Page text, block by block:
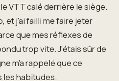
VTT calé derrière le siège.
et j'ai failli me faire jeter
que mes réflexes de
trop vite. J'étais sûr de
m'a rappelé que ce
les habitudes.